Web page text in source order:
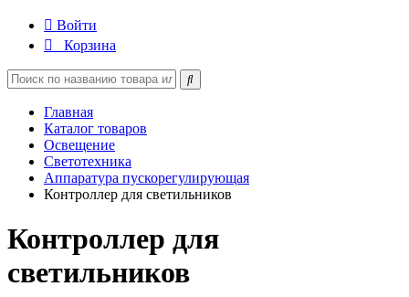
Войти
Корзина
Главная
Каталог товаров
Освещение
Светотехника
Аппаратура пускорегулирующая
Контроллер для светильников
Контроллер для
светильников